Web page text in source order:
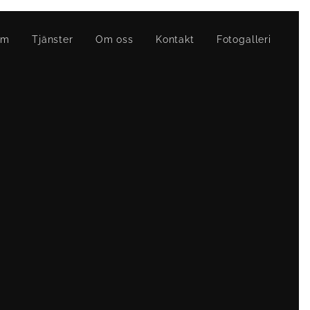
Tjänster Om oss Kontakt Fotogalleri